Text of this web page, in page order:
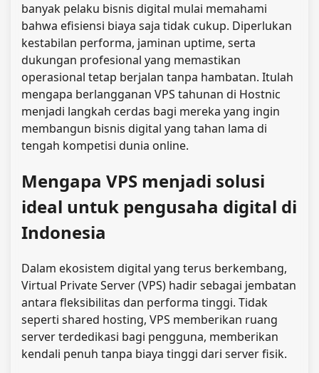
banyak pelaku bisnis digital mulai memahami
bahwa efisiensi biaya saja tidak cukup. Diperlukan
kestabilan performa, jaminan uptime, serta
dukungan profesional yang memastikan
operasional tetap berjalan tanpa hambatan. Itulah
mengapa berlangganan VPS tahunan di Hostnic
menjadi langkah cerdas bagi mereka yang ingin
membangun bisnis digital yang tahan lama di
tengah kompetisi dunia online.
Mengapa VPS menjadi solusi
ideal untuk pengusaha digital di
Indonesia
Dalam ekosistem digital yang terus berkembang,
Virtual Private Server (VPS) hadir sebagai jembatan
antara fleksibilitas dan performa tinggi. Tidak
seperti shared hosting, VPS memberikan ruang
server terdedikasi bagi pengguna, memberikan
kendali penuh tanpa biaya tinggi dari server fisik.